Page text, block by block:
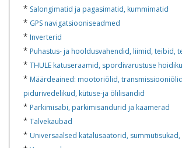
* Salongimatid ja pagasimatid, kummimatid
* GPS navigatsiooniseadmed
* Inverterid
* Puhastus- ja hooldusvahendid, liimid, teibid,
* THULE katuseraamid, spordivarustuse
* Määrdeained: mootoriõlid,
pidurivedelikud, kütuse-ja õlilisandid
* Parkimisabi, parkimisandurid ja kaamerad
* Talvekaubad
* Universaalsed katalüsaatorid,